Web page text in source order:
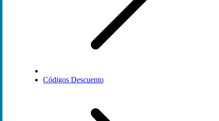
Códigos Descuento